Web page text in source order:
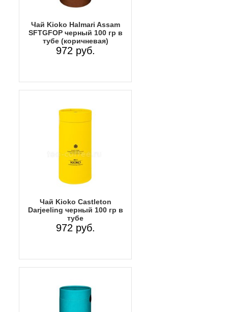
Чай Kioko Halmari Assam
SFTGFOP черный 100 гр в
тубе (коричневая)
972 руб.
Чай Kioko Castleton
Darjeeling черный 100 гр в
тубе
972 руб.